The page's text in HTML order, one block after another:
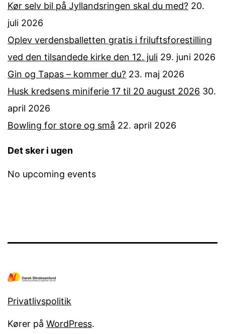
Kør selv bil på Jyllandsringen skal du med? 20.
juli 2026
Oplev verdensballetten gratis i friluftsforestilling
ved den tilsandede kirke den 12. juli 29. juni 2026
Gin og Tapas – kommer du? 23. maj 2026
Husk kredsens miniferie 17 til 20 august 2026 30.
april 2026
Bowling for store og små 22. april 2026
Det sker i ugen
No upcoming events
Privatlivspolitik
Kører på WordPress.